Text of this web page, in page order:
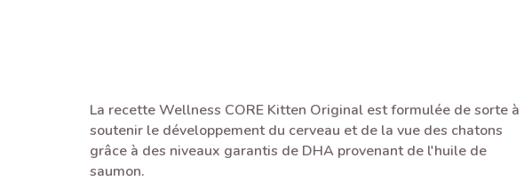
La recette Wellness CORE Kitten Original est formulée de sorte à
soutenir le développement du cerveau et de la vue des chatons
grâce à des niveaux garantis de DHA provenant de l'huile de
saumon.